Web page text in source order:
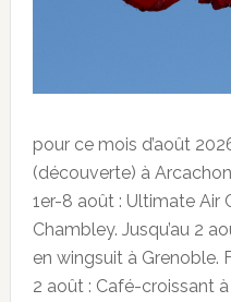
pour ce mois d’août
(découverte) à
1er-8 août : Ultimate Air
Chambley. Jusqu’au 2
en wingsuit à Grenoble.
2 août : Café-croissant